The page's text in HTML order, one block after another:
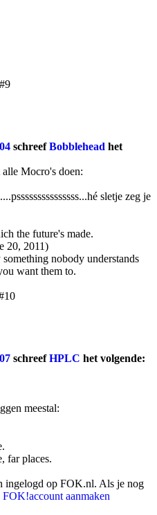
#9
schreefBobblehead het
Mocro's doen:
sletje zeg je
the future's made.
20, 2011)
nobody understands
want them to.
schreefHPLC het volgende:
meestal:
far places.
ingelogd op FOK.nl. Als je nog
FOK!account aanmaken